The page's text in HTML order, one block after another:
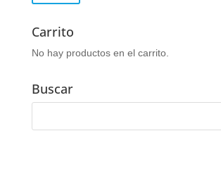
Carrito
No hay productos en el carrito.
Buscar